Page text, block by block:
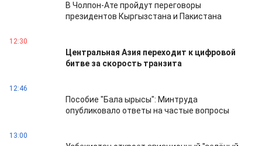
В Чолпон-Ате пройдут переговоры
президентов Кыргызстана и Пакистана
12:30
Центральная Азия переходит к цифровой
битве за скорость транзита
12:46
Пособие "Бала ырысы": Минтруда
опубликовало ответы на частые вопросы
13:00